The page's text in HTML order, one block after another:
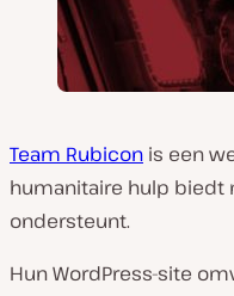
Team Rubicon is een
humanitaire hulp biedt
ondersteunt.
Hun WordPress-site